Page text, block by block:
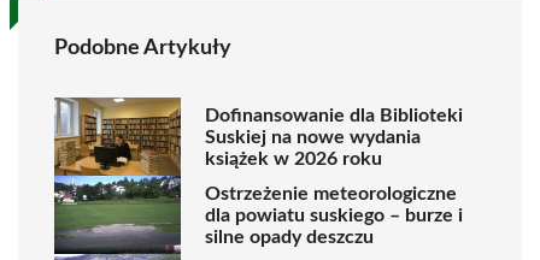
Podobne Artykuły
Dofinansowanie dla Biblioteki
Suskiej na nowe wydania
książek w 2026 roku
Ostrzeżenie meteorologiczne
dla powiatu suskiego – burze i
silne opady deszczu